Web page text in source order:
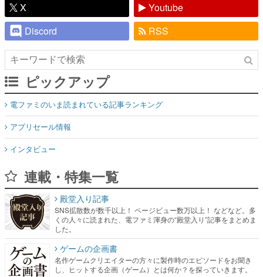
X
Youtube
Discord
RSS
ピックアップ
電ファミのいま読まれている記事ランキング
アプリセール情報
インタビュー
連載・特集一覧
殿堂入り記事
SNS拡散数が数千以上！ ページビュー数万以上！ などなど。多
くの人々に読まれた、電ファミ渾身の“殿堂入り”記事をまとめま
した。
ゲームの企画書
名作ゲームクリエイターの方々に製作時のエピソードをお聞き
し、ヒットする企画（ゲーム）とは何か？を探っていきます。